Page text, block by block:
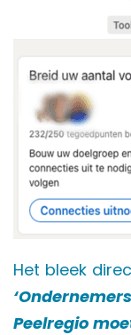
Het bleek
Peelregio